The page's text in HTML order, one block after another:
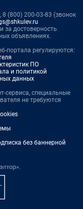
(800) 200-03-83 (звонок
за достоверность
объявлениях.
портала регулируются:
ПО
и политикой
данных
сервиса, специальные
не требуются
без баннерной